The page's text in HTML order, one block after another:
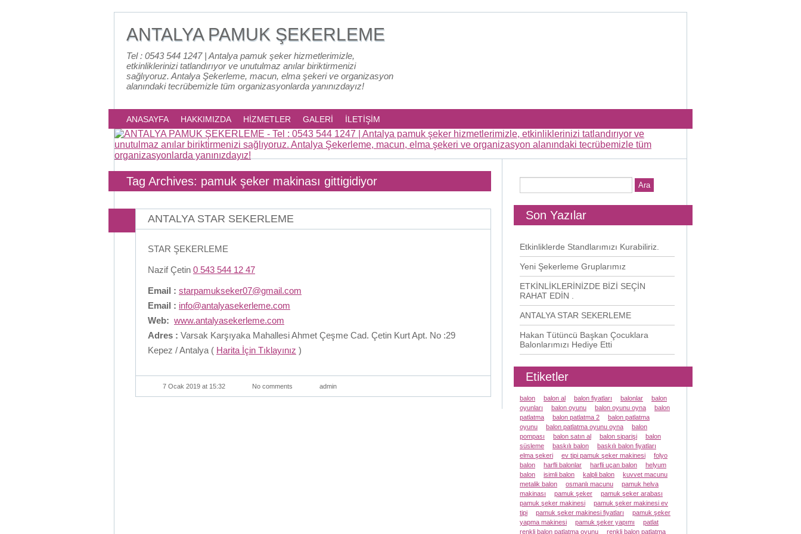
ANTALYA PAMUK ŞEKERLEME
Tel : 0543 544 1247 | Antalya pamuk şeker hizmetlerimizle,
etkinliklerinizi tatlandırıyor ve unutulmaz anılar biriktirmenizi
sağlıyoruz. Antalya Şekerleme, macun, elma şekeri ve organizasyon
alanındaki tecrübemizle tüm organizasyonlarda yanınızdayız!
ANASAYFA HAKKIMIZDA HİZMETLER GALERİ İLETİŞİM
Tag Archives: pamuk şeker makinası gittigidiyor
ANTALYA STAR SEKERLEME
STAR ŞEKERLEME
Nazif Çetin 0 543 544 12 47
Email : starpamukseker07@gmail.com
Email : info@antalyasekerleme.com
Web: www.antalyasekerleme.com
Adres : Varsak Karşıyaka Mahallesi Ahmet Çeşme Cad. Çetin Kurt Apt. No :29
Kepez / Antalya ( Harita İçin Tıklayınız )
7 Ocak 2019 at 15:32 No comments admin
Son Yazılar
Etkinliklerde Standlarımızı Kurabiliriz.
Yeni Şekerleme Gruplarımız
ETKİNLİKLERİNİZDE BİZİ SEÇİN
RAHAT EDİN .
ANTALYA STAR SEKERLEME
Hakan Tütüncü Başkan Çocuklara
Balonlarımızı Hediye Etti
Etiketler
balon balon al balon fiyatları balonlar
balon
oyunları
balon oyunu balon oyunu oyna
balon
patlatma
balon patlatma 2
balon patlatma
oyunu
balon patlatma oyunu oyna
balon
pompası
balon satın al balon siparişi
balon
süsleme
baskılı balon
baskılı balon fiyatları
elma şekeri
ev tipi pamuk şeker makinesi
folyo
balon
harfli balonlar harfli uçan balon
helyum
balon
isimli balon kalpli balon
kuvvet macunu
metalik balon
osmanlı macunu
pamuk helva
makinası
pamuk şeker
pamuk şeker arabası
pamuk şeker makinesi
pamuk şeker makinesi ev
tipi
pamuk şeker makinesi fiyatları
pamuk şeker
yapma makinesi
pamuk şeker yapımı
patlat
renkli balon patlatma oyunu
renkli balon patlatma